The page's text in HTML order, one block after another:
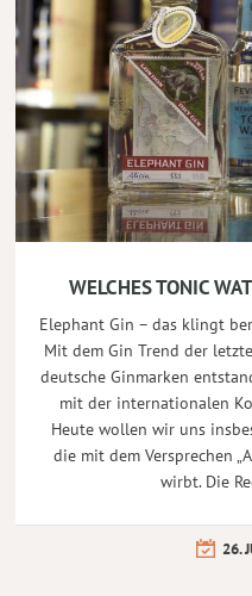
WELCHES TONIC
Elephant Gin – das klingt
Mit dem Gin Trend der
deutsche Ginmarken
mit der internationalen
Heute wollen wir uns
die mit dem Versprechen
wirbt. Die
26.